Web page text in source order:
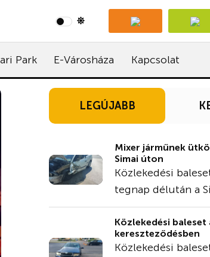
Park E-Városháza Kapcsolat
LEGÚJABB
Mixer járműnek
Simai úton
Közlekedési
tegnap délután a
Közlekedési baleset
kereszteződésben
Közlekedési